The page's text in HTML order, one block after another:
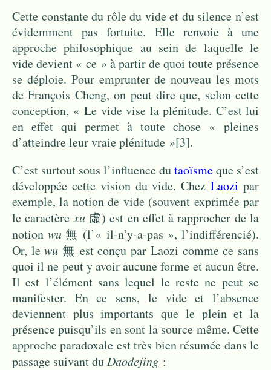
Cette constante du rôle du vide et du silence n’est
évidemment pas fortuite. Elle renvoie à une
approche philosophique au sein de laquelle le
vide devient « ce » à partir de quoi toute présence
se déploie. Pour emprunter de nouveau les mots
de François Cheng, on peut dire que, selon cette
conception, « Le vide vise la plénitude. C’est lui
en effet qui permet à toute chose « pleines
d’atteindre leur vraie plénitude »[3].
C’est surtout sous l’influence dutaoïsmeque s’est
développée cette vision du vide. ChezLaozi par
exemple, la notion de vide (souvent exprimée par
le caractèrexu虛) est en effet à rapprocher de la
notion wu無 (l’« il-n’y-a-pas », l’indifférencié).
Or, lewu 無 est conçu par Laozi comme ce sans
quoi il ne peut y avoir aucune forme et aucun être.
Il est l’élément sans lequel le reste ne peut se
manifester. En ce sens, le vide et l’absence
deviennent plus importants que le plein et la
présence puisqu’ils en sont la source même. Cette
approche paradoxale est très bien résumée dans le
passage suivant du Daodejing :